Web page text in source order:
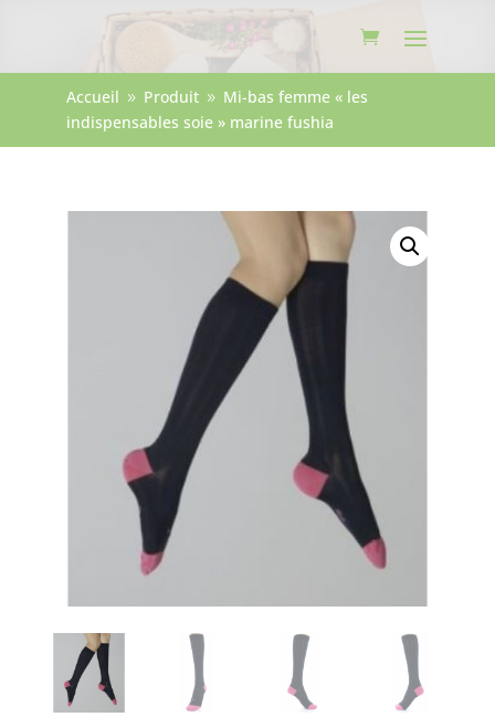
Accueil 9 Produit 9 Mi-bas femme « les
indispensables soie » marine fushia